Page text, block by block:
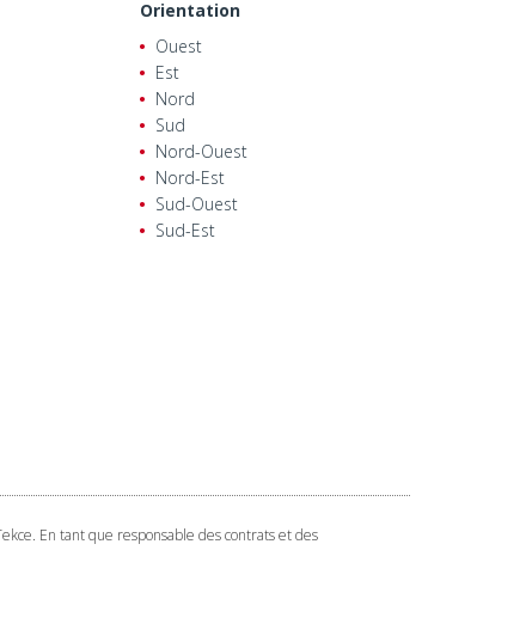
Orientation
Ouest
Est
Nord
Sud
Nord-Ouest
Nord-Est
Sud-Ouest
Sud-Est
En tant que responsable des contrats et des